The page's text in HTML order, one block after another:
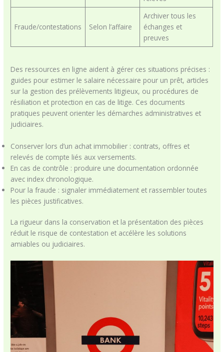
Fraude/contestations Selon l’affaire
Archiver tous les
échanges et
preuves
Des ressources en ligne aident à gérer ces situations précises :
guides pour estimer le salaire nécessaire pour un prêt, articles
sur la gestion des prélèvements litigieux, ou procédures de
résiliation et protection en cas de litige. Ces documents
pratiques peuvent orienter les démarches administratives et
judiciaires.
Conserver lors d’un achat immobilier : contrats, offres et
relevés de compte liés aux versements.
En cas de contrôle : produire une documentation ordonnée
avec index chronologique.
Pour la fraude : signaler immédiatement et rassembler toutes
les pièces justificatives.
La rigueur dans la conservation et la présentation des pièces
réduit le risque de contestation et accélère les solutions
amiables ou judiciaires.